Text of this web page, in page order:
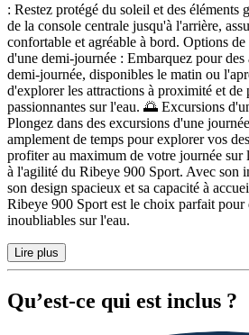
: Restez protégé du soleil et des éléments
de la console centrale jusqu'à l'arrière,
confortable et agréable à bord. Options
d'une demi-journée : Embarquez pour des
demi-journée, disponibles le matin ou
d'explorer les attractions à proximité et de
passionnantes sur l'eau. 🌅 Excursions
Plongez dans des excursions d'une
amplement de temps pour explorer vos
profiter au maximum de votre journée sur
à l'agilité du Ribeye 900 Sport. Avec son
son design spacieux et sa capacité à
Ribeye 900 Sport est le choix parfait pour
inoubliables sur l'eau.
Lire plus
Qu’est-ce qui est inclus ?